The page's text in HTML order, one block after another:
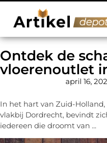
Ontdek de
vloerenoutlet
april 16,
In het hart van Zuid-
vlakbij Dordrecht, bevindt
iedereen die droomt van ...